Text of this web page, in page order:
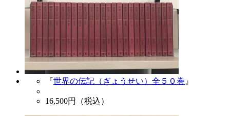
『世界の伝記（ぎょうせい）全５０巻 』
16,500円（税込）